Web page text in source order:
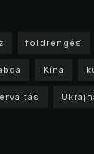
földrengés
Kína